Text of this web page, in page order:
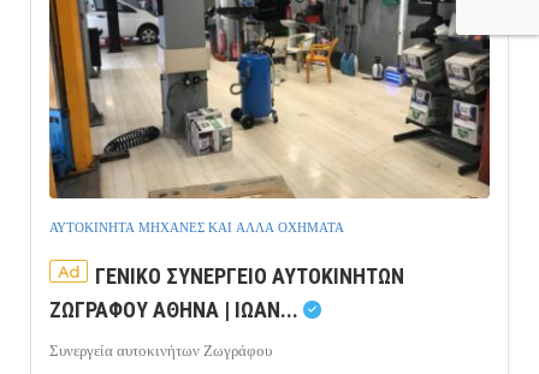
ΑΥΤΟΚΙΝΗΤΑ ΜΗΧΑΝΕΣ ΚΑΙ ΑΛΛΑ ΟΧΗΜΑΤΑ
Ad
ΓΕΝΙΚΟ ΣΥΝΕΡΓΕΙΟ ΑΥΤΟΚΙΝΗΤΩΝ
ΖΩΓΡΑΦΟΥ ΑΘΗΝΑ | ΙΩΑΝ...
Συνεργεία αυτοκινήτων Ζωγράφου